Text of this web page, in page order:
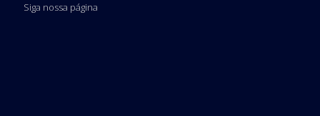
Siga nossa página